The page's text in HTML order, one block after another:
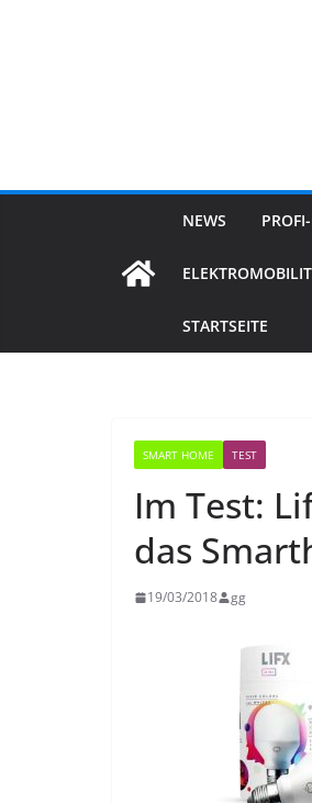
NEWS
STARTSEITE
SMART HOME TEST
Im Test:
das
19/03/2018 gg